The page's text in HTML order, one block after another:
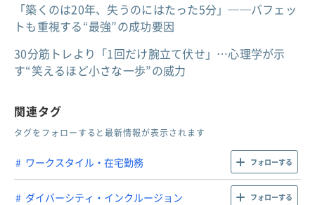
「築くのは20年、失うのにはたった5分」──バフェッ
トも重視する“最強”の成功要因
30分筋トレより「1回だけ腕立て伏せ」…心理学が示
す“笑えるほど小さな一歩”の威力
関連タグ
タグをフォローすると最新情報が表示されます
ワークスタイル・在宅勤務 フォローする
ダイバーシティ・インクルージョン フォローする